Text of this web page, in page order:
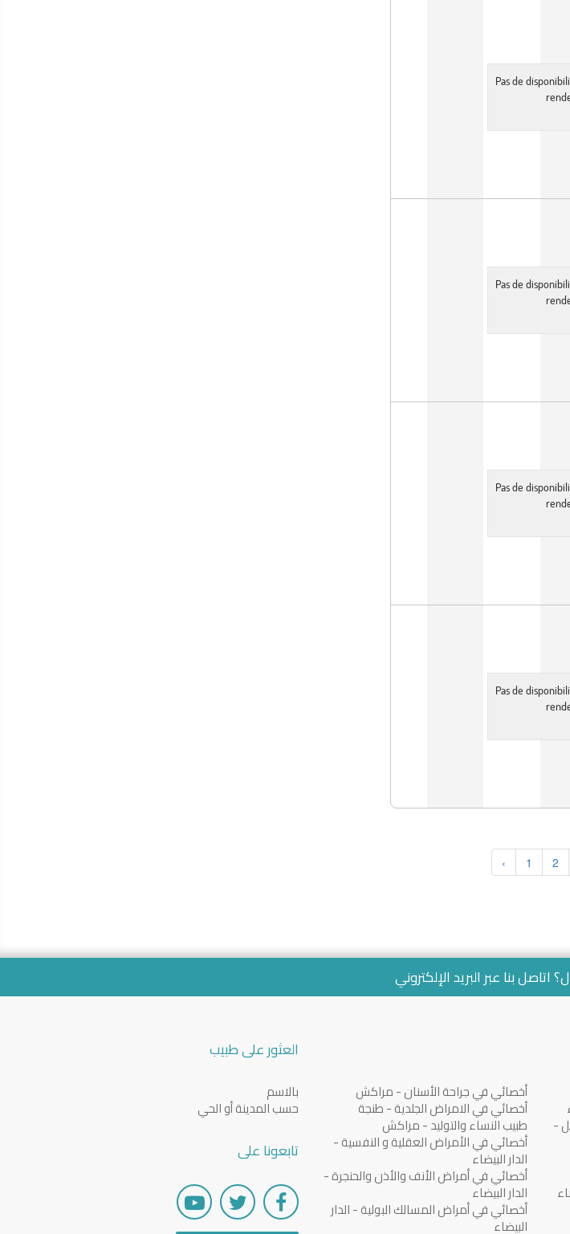
Pas de
Pas de
Pas de
Pas de
‹ 1 2
بنا عبرالبريد الإلكتروني
-
أخصائي في جراحة الأسنان - مراكش
أخصائي في الامراض الجلدية - طنجة
طبيب النساء والتوليد - مراكش
أخصائي في الأمراض العقلية و النفسية -
الدار البيضاء
أخصائي في أمراض الأنف والأذن والحنجرة -
الدار البيضاء
أخصائي في أمراض المسالك البولية - الدار
البيضاء
العثور على طبيب
بالاسم
حسب المدينة أو الحي
تابعونا على